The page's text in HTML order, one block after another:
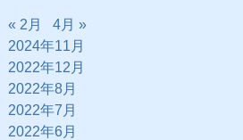
« 2月
4月 »
2024年11月
2022年12月
2022年8月
2022年7月
2022年6月